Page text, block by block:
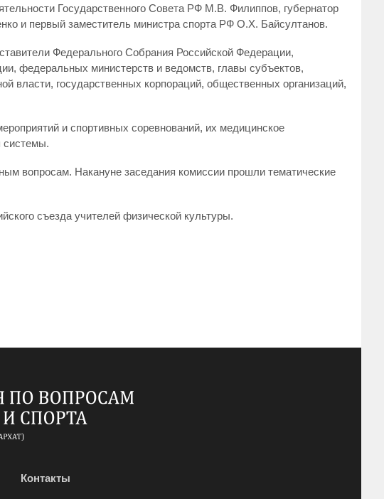
Государственного Совета РФ М.В. Филиппов, губернатор
и первый заместитель министра спорта РФ О.Х. Байсултанов.
Федерального Собрания Российской Федерации,
федеральных министерств и ведомств, главы субъектов,
власти, государственных корпораций, общественных организаций,
и спортивных соревнований, их медицинское
системы.
вопросам. Накануне заседания комиссии прошли тематические
съезда учителей физической культуры.
Контакты